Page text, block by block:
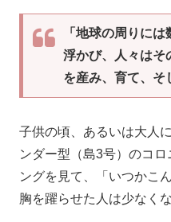
「地球の周りに
浮かび、人々はそ
を産み、育て、
子供の頃、あるいは大人
ンダー型（島3号）のコ
ングを見て、「いつかこ
胸を躍らせた人は少なく